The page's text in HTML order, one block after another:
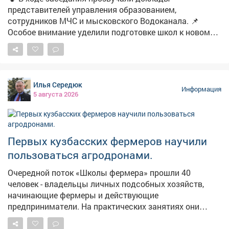
представителей управления образованием,
сотрудников МЧС и мысковского Водоканала. 📌
Особое внимание уделили подготовке школ к новому
Илья Середюк
5 августа 2026
Информация
Первых кузбасских фермеров научили
пользоваться агродронами.
Очередной поток «Школы фермера» прошли 40
человек - владельцы личных подсобных хозяйств,
начинающие фермеры и действующие
предприниматели. На практических занятиях они
выезжали в поля, пилотировали беспилотники,